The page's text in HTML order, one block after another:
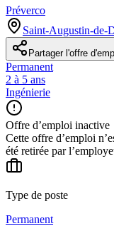
Préverco
Saint-Augustin-de-
Partager l'offre
Permanent
2 à 5 ans
Ingénierie
Offre d’emploi inactive
Cette offre d’emploi
été retirée par
Type de poste
Permanent